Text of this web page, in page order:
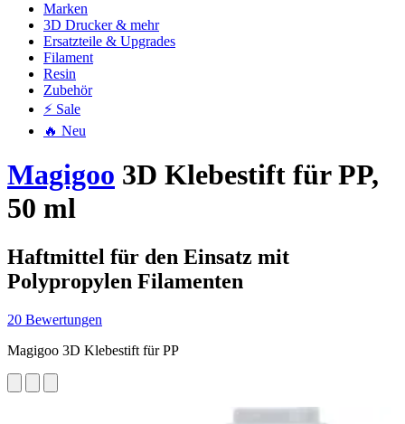
Marken
3D Drucker & mehr
Ersatzteile & Upgrades
Filament
Resin
Zubehör
⚡ Sale
🔥 Neu
Magigoo 3D Klebestift für PP,
50 ml
Haftmittel für den Einsatz mit
Polypropylen Filamenten
20 Bewertungen
Magigoo 3D Klebestift für PP